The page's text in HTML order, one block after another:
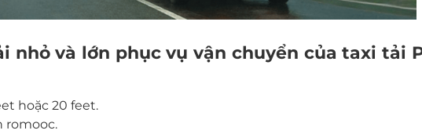
nhỏ và lớn phục vụ vận chuyển của taxi tải
hoặc 20 feet.
romooc.